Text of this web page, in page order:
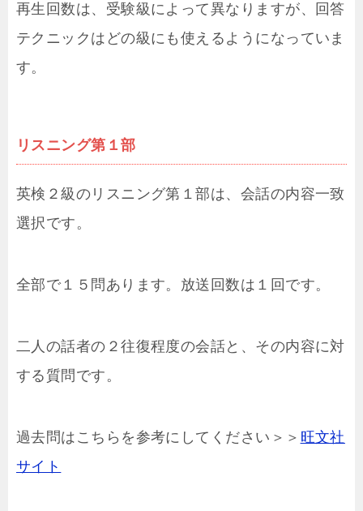
再生回数は、受験級によって異なりますが、回答
テクニックはどの級にも使えるようになっていま
す。
リスニング第１部
英検２級のリスニング第１部は、会話の内容一致
選択です。
全部で１５問あります。放送回数は１回です。
二人の話者の２往復程度の会話と、その内容に対
する質問です。
過去問はこちらを参考にしてください＞＞ 旺文社
サイト